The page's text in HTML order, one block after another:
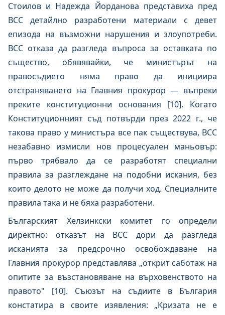
Стоилов и Надежда Йорданова представиха пред
ВСС детайлно разработени материали с девет
епизода на възможни нарушения и злоупотреби.
ВСС отказа да разгледа въпроса за оставката по
същество, обявявайки, че министърът на
правосъдието няма право да инициира
отстраняването на Главния прокурор — въпреки
преките конституционни основания [10]. Когато
Конституционният съд потвърди през 2022 г., че
такова право у министъра все пак съществува, ВСС
незабавно измисли нов процесуален маньовър:
първо трябвало да се разработят специални
правила за разглеждане на подобни искания, без
които делото не може да получи ход. Специалните
правила така и не бяха разработени.
Българският Хелзинкски комитет го определи
директно: отказът на ВСС дори да разгледа
исканията за предсрочно освобождаване на
Главния прокурор представлява „открит саботаж на
опитите за възстановяване на върховенството на
правото" [10]. Съюзът на съдиите в България
констатира в своите изявления: „Кризата не е